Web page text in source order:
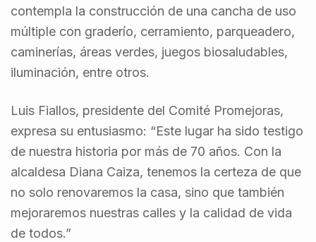
contempla la construcción de una cancha de uso
múltiple con graderío, cerramiento, parqueadero,
caminerías, áreas verdes, juegos biosaludables,
iluminación, entre otros.
Luis Fiallos, presidente del Comité Promejoras,
expresa su entusiasmo: “Este lugar ha sido testigo
de nuestra historia por más de 70 años. Con la
alcaldesa Diana Caiza, tenemos la certeza de que
no solo renovaremos la casa, sino que también
mejoraremos nuestras calles y la calidad de vida
de todos.”